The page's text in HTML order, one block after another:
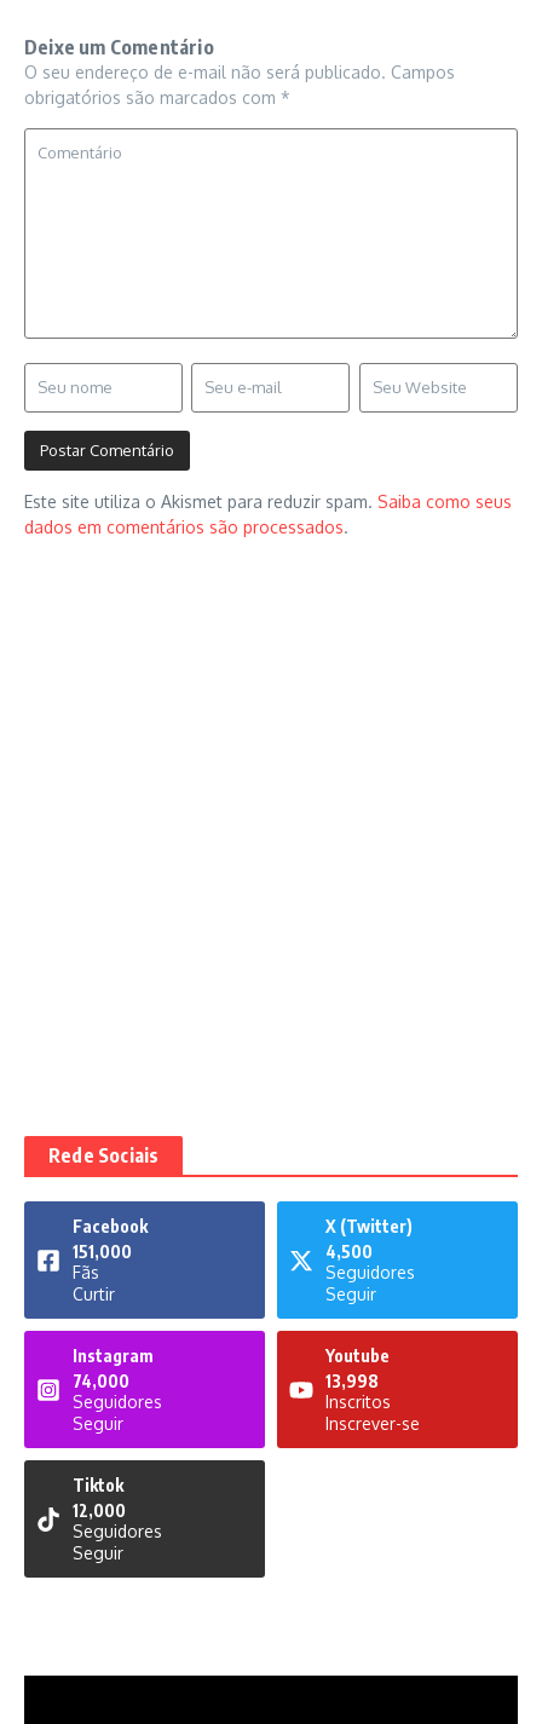
Deixe um Comentário
O seu endereço de e-mail não será publicado. Campos
obrigatórios são marcados com *
Este site utiliza o Akismet para reduzir spam. Saiba como seus
dados em comentários são processados.
Rede Sociais
Facebook
151,000
Fãs
Curtir
X (Twitter)
4,500
Seguidores
Seguir
Instagram
74,000
Seguidores
Seguir
Youtube
13,998
Inscritos
Inscrever-se
Tiktok
12,000
Seguidores
Seguir